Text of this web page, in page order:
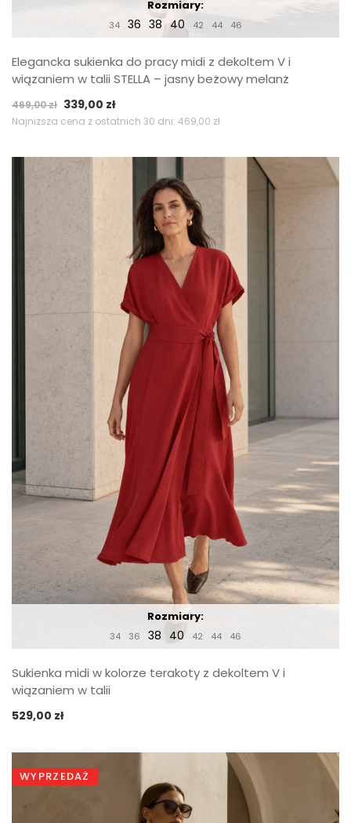
Rozmiary:
34 36 38 40 42 44 46
Elegancka sukienka do pracy midi z dekoltem V i
wiązaniem w talii STELLA – jasny beżowy melanż
469,00zł Pierwotna
cena
469,00 zł.
339,00 złAktualna
cena
339,00 zł.
Najniższa cena z ostatnich 30 dni: 469,00 zł
Rozmiary:
34 36 38 40 42 44 46
Sukienka midi w kolorze terakoty z dekoltem V i
wiązaniem w talii
529,00 zł
WYPRZEDAŻ